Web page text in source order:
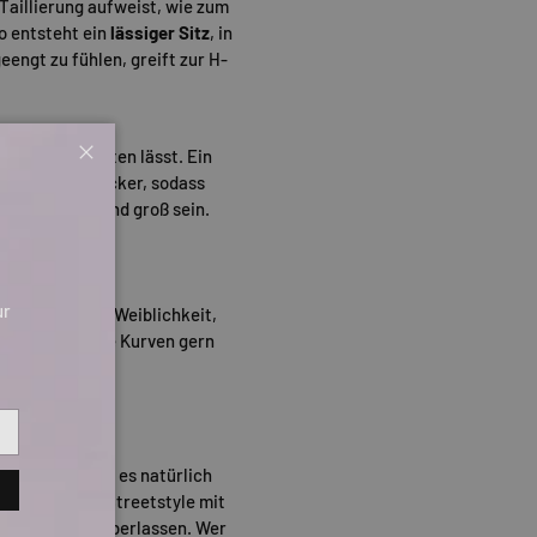
aufweist, wie zum
entsteht einlässiger Sitz, in
zu fühlen, greift zur H-
Name vermuten lässt. Ein
sitzt sonst locker, sodass
schlank und groß sein.
Inbegriff von Weiblichkeit,
. Wer seine Kurven gern
hat, kommt es natürlich
einen lässigen Streetstyle mit
Kreativität überlassen. Wer
Schließen